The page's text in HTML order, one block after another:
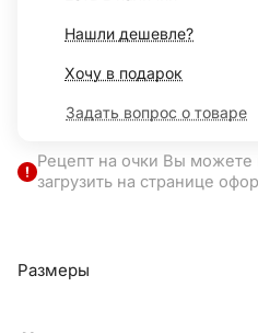
Нашли дешевле?
Хочу в подарок
Задать вопрос о товаре
Рецепт на очки Вы можете
загрузить на странице
Размеры